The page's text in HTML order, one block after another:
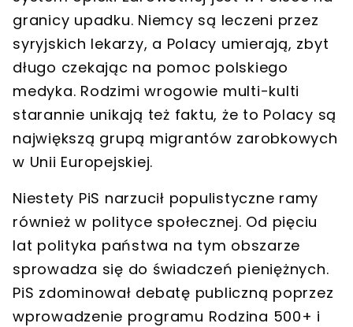
granicy upadku. Niemcy są leczeni przez
syryjskich lekarzy, a Polacy umierają, zbyt
długo czekając na pomoc polskiego
medyka. Rodzimi wrogowie multi-kulti
starannie unikają też faktu, że to Polacy są
największą grupą migrantów zarobkowych
w Unii Europejskiej.
Niestety PiS narzucił populistyczne ramy
również w polityce społecznej. Od pięciu
lat polityka państwa na tym obszarze
sprowadza się do świadczeń pieniężnych.
PiS zdominował debatę publiczną poprzez
wprowadzenie programu Rodzina 500+ i